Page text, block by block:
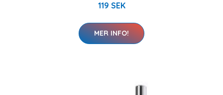
119 SEK
MER INFO!